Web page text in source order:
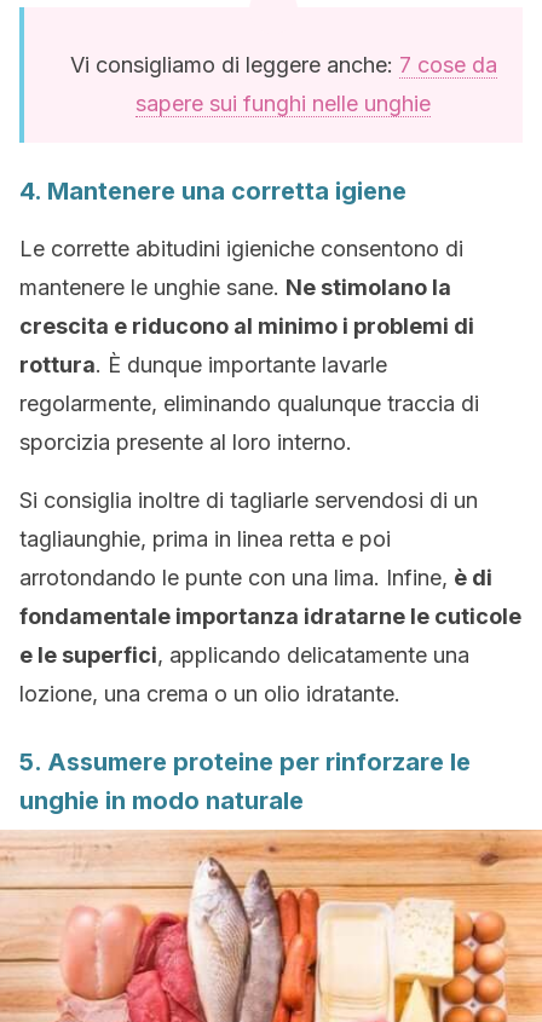
Vi consigliamo di leggere anche: 7 cose da
sapere sui funghi nelle unghie
4. Mantenere una corretta igiene
Le corrette abitudini igieniche consentono di
mantenere le unghie sane. Ne stimolano la
crescita e riducono al minimo i problemi di
rottura. È dunque importante lavarle
regolarmente, eliminando qualunque traccia di
sporcizia presente al loro interno.
Si consiglia inoltre di tagliarle servendosi di un
tagliaunghie, prima in linea retta e poi
arrotondando le punte con una lima. Infine, è di
fondamentale importanza idratarne le cuticole
e le superfici, applicando delicatamente una
lozione, una crema o un olio idratante.
5. Assumere proteine per rinforzare le
unghie in modo naturale